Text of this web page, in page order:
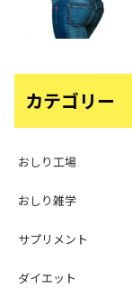
カテゴリー
おしり工場
おしり雑学
サプリメント
ダイエット